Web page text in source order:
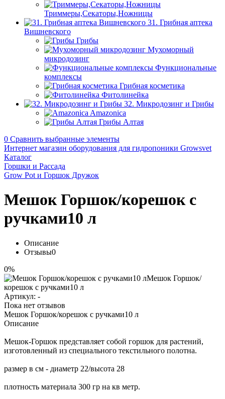
Триммеры,Секаторы,Ножницы
31. Грибная аптека
Вишневского
Грибы
Мухоморный
микродозинг
Функциональные
комплексы
Грибная косметика
Фитолинейка
32. Микродозинг и Грибы
Amazonica
Грибы Алтая
0 Сравнить выбранные элементы
Интернет магазин оборудования для гидропоники Growsvet
Каталог
Горшки и Рассада
Grow Pot и Горшок Дружок
Мешок Горшок/корешок с
ручками10 л
Описание
Отзывы0
0%
Артикул: -
Пока нет отзывов
Мешок Горшок/корешок с ручками10 л
Описание
Мешок-Горшок представляет собой горшок для растений,
изготовленный из специального текстильного полотна.
размер в см - диаметр 22/высота 28
плотность материала 300 гр на кв метр.